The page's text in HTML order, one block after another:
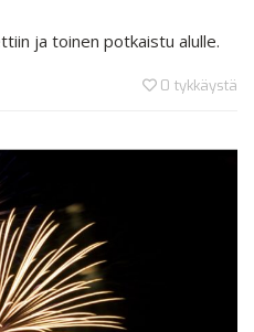
ja toinen potkaistu alulle.
0 tykkäystä